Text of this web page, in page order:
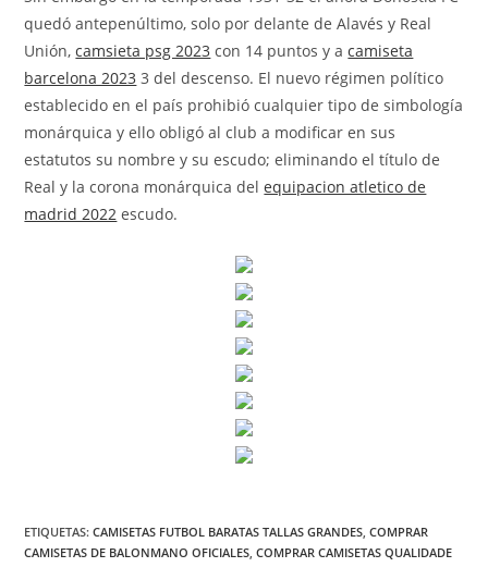
quedó antepenúltimo, solo por delante de Alavés y Real
Unión,camsieta psg 2023 con 14 puntos y acamiseta
barcelona 2023 3 del descenso. El nuevo régimen político
establecido en el país prohibió cualquier tipo de simbología
monárquica y ello obligó al club a modificar en sus
estatutos su nombre y su escudo; eliminando el título de
Real y la corona monárquica delequipacion atletico de
madrid 2022 escudo.
ETIQUETAS:CAMISETAS FUTBOL BARATAS TALLAS GRANDES, COMPRAR
CAMISETAS DE BALONMANO OFICIALES, COMPRAR CAMISETAS QUALIDADE